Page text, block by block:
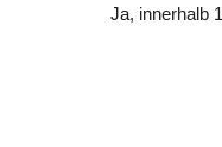
Ja, innerhalb